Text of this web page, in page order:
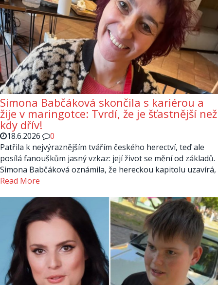
Simona Babčáková skončila s kariérou a
žije v maringotce: Tvrdí, že je šťastnější než
kdy dřív!
18.6.2026
0
Patřila k nejvýraznějším tvářím českého herectví, teď ale
posílá fanouškům jasný vzkaz: její život se mění od základů.
Simona Babčáková oznámila, že hereckou kapitolu uzavírá,
Read More